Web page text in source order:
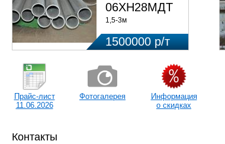
06ХН28МДТ
1,5-3м
1500000 р/т
Прайс-лист
11.06.2026
Фотогалерея
Информация
о скидках
Контакты